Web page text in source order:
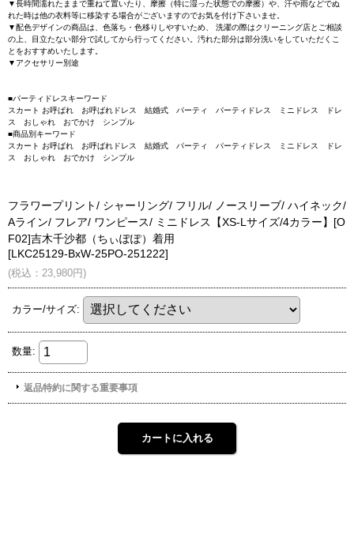
▼長時間濡れたままで重ねて置いたり、摩擦（特に湿った状態での摩擦）や、汗や雨などでぬ
れた時は他の衣料等に移染する場合がございますのでお気を付け下さいませ。
▼配色デザインの商品は、色落ち・色移りしやすいため、 洗濯の際はクリーニング店とご相談
の上、目立たない部分で試してから行ってください。汚れた部分は部分洗いをしていただくこ
とをおすすめいたします。
▼アクセサリー別途
■パーティドレスキーワード
スカート お呼ばれ お呼ばれドレス 結婚式 パーティ パーティドレス ミニドレス ドレ
ス おしゃれ おでかけ シンプル
■商品別キーワード
スカート お呼ばれ お呼ばれドレス 結婚式 パーティ パーティドレス ミニドレス ドレ
ス おしゃれ おでかけ シンプル